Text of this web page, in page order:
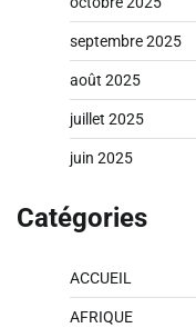
septembre 2025
août 2025
juillet 2025
juin 2025
Catégories
ACCUEIL
AFRIQUE